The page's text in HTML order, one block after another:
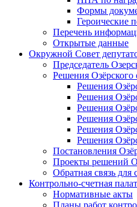
Формы
Героические
Перечень
Открытые данные
Окружной Совет
Председатель
Решения Озёрского
Решения
Решения
Решения
Решения
Решения
Решения
Постановления
Проекты решений
Обратная связь
Контрольно-счетная
Нормативные акты
Планы работ